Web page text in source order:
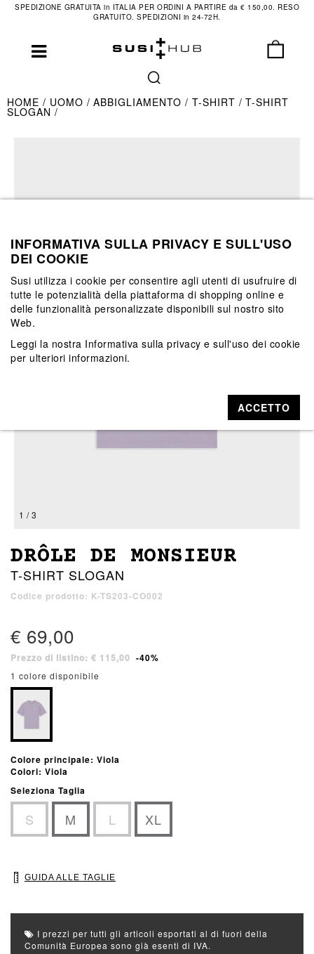
SPEDIZIONE GRATUITA in ITALIA PER ORDINI A PARTIRE da € 150,00. RESO
GRATUITO. SPEDIZIONI in 24-72H.
HOME UOMO ABBIGLIAMENTO T-SHIRT T-SHIRT
SLOGAN
1 / 3
DRÔLE DE MONSIEUR
T-SHIRT SLOGAN
Codice prodotto: K-TS203-CO002
€ 69,00
Prezzo di listino: € 115,00 -40%
1 colore disponibile
Colore principale: Viola
Colori: Viola
Seleziona Taglia
S M L XL
GUIDA ALLE TAGLIE
I prezzi per tutti gli articoli esportati al di fuori della
Comunità Europea sono già esenti di IVA.
INFORMATIVA SULLA PRIVACY E SULL'USO
DEI COOKIE
Susi utilizza i cookie per consentire agli utenti di usufruire di
tutte le potenzialità della piattaforma di shopping online e
delle funzionalità personalizzate disponibili sul nostro sito
Web.
Leggi la nostra Informativa sulla privacy e sull'uso dei cookie
per ulteriori informazioni.
ACCETTO